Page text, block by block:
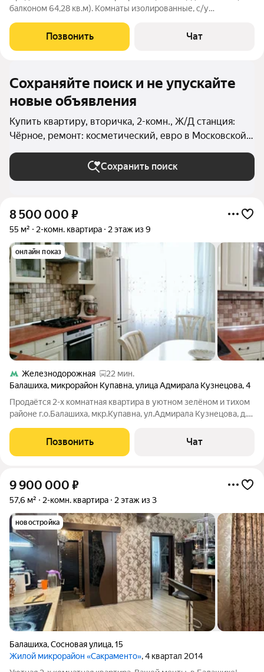
балконом 64,28 кв.м). Комнаты изолированные, с/у
доступности, остановка общественного транспорта 5 минут
пешком. Рядом Пестовский
Позвонить Чат
Сохраняйте поиск и не упускайте
новые объявления
Купить квартиру, вторичка, 2-комн., Ж/Д станция:
Чёрное, ремонт: косметический, евро в Московской
области
Сохранить поиск
8 500 000 ₽
55 м² 2-комн. квартира 2 этаж из 9
онлайн показ
Железнодорожная
22 мин.
Балашиха, микрорайон Купавна,улица Адмирала Кузнецова,4
Продаётся 2-х комнатная квартира в уютном зелёном и тихом
районе г.о.Балашиха, мкр.Купавна, ул.Адмирала Кузнецова, д.4,
косметический ремонт, напольное покрытие в комнатах -
ламинат, итальянский
Позвонить Чат
9 900 000 ₽
57,6 м² 2-комн. квартира 2 этаж из 3
новостройка
Балашиха,Сосновая улица,15
Жилой микрорайон «Сакраменто», 4 квартал 2014